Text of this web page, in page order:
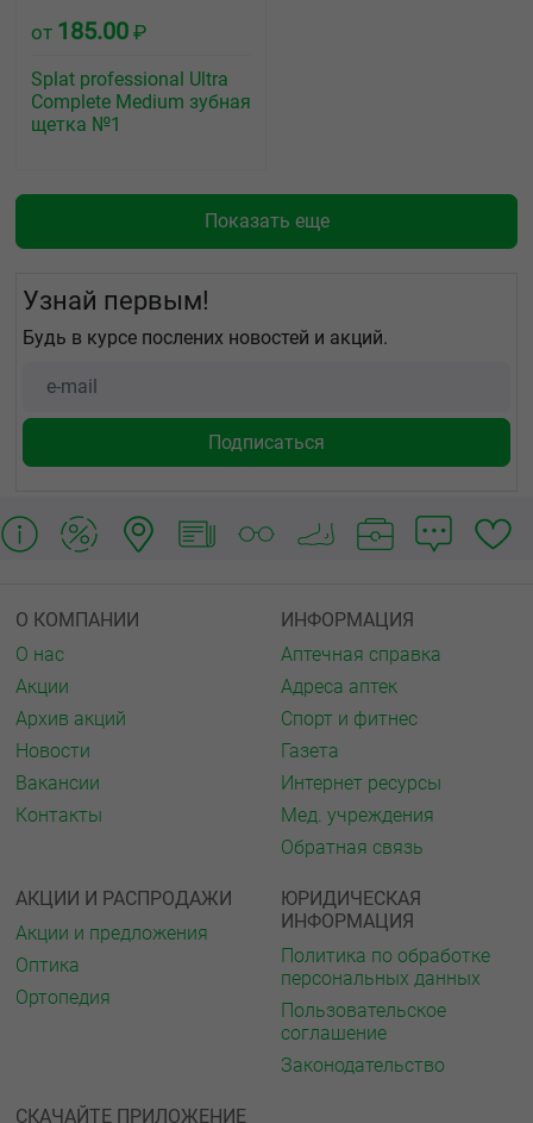
от 185.00 ₽
Splat рrofessional Ultra
Complete Medium зубная
щетка №1
Показать еще
Узнай первым!
Будь в курсе послених новостей и акций.
О КОМПАНИИ
О нас
Акции
Архив акций
Новости
Вакансии
Контакты
ИНФОРМАЦИЯ
Аптечная справка
Адреса аптек
Спорт и фитнес
Газета
Интернет ресурсы
Мед. учреждения
Обратная связь
АКЦИИ И РАСПРОДАЖИ
Акции и предложения
Оптика
Ортопедия
ЮРИДИЧЕСКАЯ
ИНФОРМАЦИЯ
Политика по обработке
персональных данных
Пользовательское
соглашение
Законодательство
СКАЧАЙТЕ ПРИЛОЖЕНИЕ